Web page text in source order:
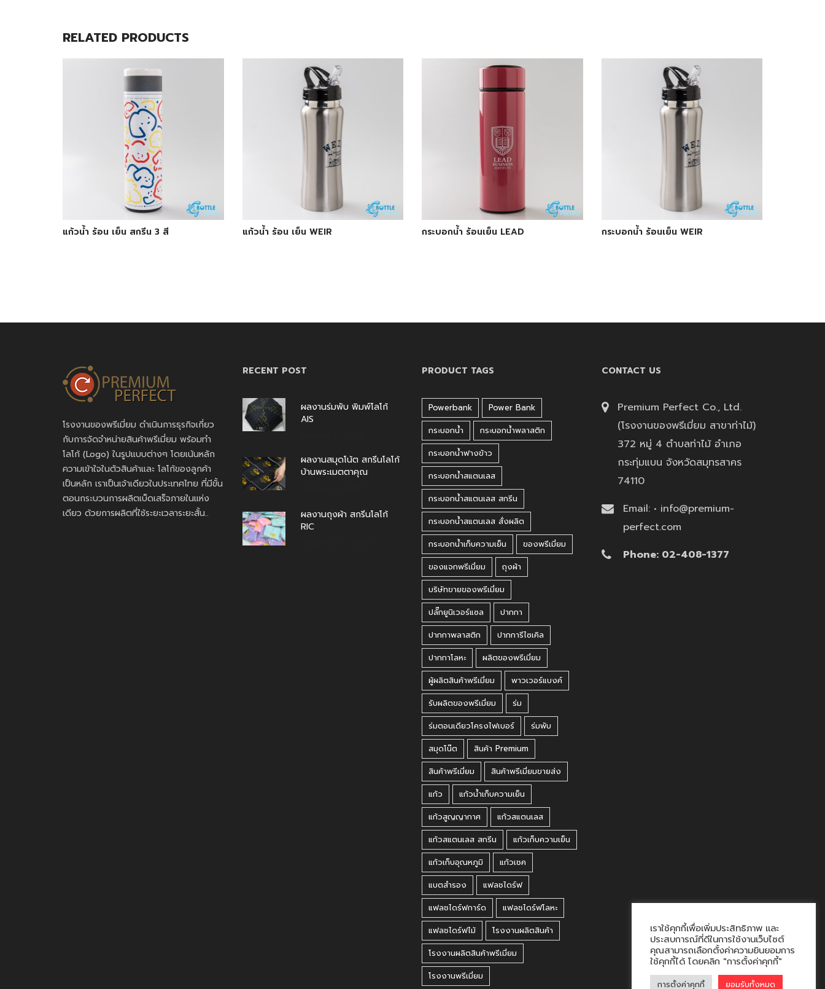
RELATED PRODUCTS
แก้วน้ำ ร้อน เย็น สกรีน 3 สี แก้วน้ำ ร้อน เย็น WEIR กระบอกน้ำ ร้อนเย็น LEAD กระบอกน้ำ ร้อนเย็น WEIR
โรงงานของพรีเมี่ยม ดำเนินการธุรกิจเกี่ยว
กับการจัดจำหน่ายสินค้าพรีเมี่ยม พร้อมทำ
โลโก้ (Logo) ในรูปแบบต่างๆ โดยเน้นหลัก
ความเข้าใจในตัวสินค้าและ โลโก้ของลูกค้า
เป็นหลัก เราเป็นเจ้าเดียวในประเทศไทย ที่มีขั้น
ตอนกระบวนการผลิตเบ็ดเสร็จภายในแห่ง
เดียว ด้วยการผลิตที่ใช้ระยะเวลาระยะสั้น..
RECENT POST
ผลงานร่มพับ พิมพ์โลโก้
AIS
ผลงานสมุดโน้ต สกรีนโลโก้
บ้านพระเมตตาคุณ
ผลงานถุงผ้า สกรีนโลโก้
RIC
PRODUCT TAGS
Powerbank
Power Bank
กระบอกน้ำ
กระบอกน้ำพลาสติก
กระบอกน้ำฟางข้าว
กระบอกน้ำสแตนเลส
กระบอกน้ำสแตนเลส สกรีน
กระบอกน้ำสแตนเลส สั่งผลิต
กระบอกน้ำเก็บความเย็น
ของพรีเมี่ยม
ของแจกพรีเมี่ยม
ถุงผ้า
บริษัทขายของพรีเมี่ยม
ปลั๊กยูนิเวอร์แซล
ปากกา
ปากกาพลาสติก
ปากการีไซเคิล
ปากกาโลหะ
ผลิตของพรีเมี่ยม
ผู้ผลิตสินค้าพรีเมี่ยม
พาวเวอร์แบงค์
รับผลิตของพรีเมี่ยม
ร่ม
ร่มตอนเดียวโครงไฟเบอร์
ร่มพับ
สมุดโน๊ต
สินค้า Premium
สินค้าพรีเมี่ยม
สินค้าพรีเมี่ยมขายส่ง
แก้ว
แก้วน้ำเก็บความเย็น
แก้วสูญญากาศ
แก้วสแตนเลส
แก้วสแตนเลส สกรีน
แก้วเก็บความเย็น
แก้วเก็บอุณหภูมิ
แก้วเชค
แบตสำรอง
แฟลชไดร์ฟ
แฟลชไดร์ฟการ์ด
แฟลชไดร์ฟโลหะ
แฟลชไดร์ฟไม้
โรงงานผลิตสินค้า
โรงงานผลิตสินค้าพรีเมี่ยม
โรงงานพรีเมี่ยม
CONTACT US
Premium Perfect Co., Ltd.
(โรงงานของพรีเมี่ยม สาขาท่าไม้)
372 หมู่ 4 ตำบลท่าไม้ อำเภอ
กระทุ่มแบน จังหวัดสมุทรสาคร
74110
Email: • info@premium-
perfect.com
Phone: 02-408-1377
เราใช้คุกกี้เพื่อเพิ่มประสิทธิภาพ และ
ประสบการณ์ที่ดีในการใช้งานเว็บไซต์
คุณสามารถเลือกตั้งค่าความยินยอมการ
ใช้คุกกี้ได้ โดยคลิก "การตั้งค่าคุกกี้"
การตั้งค่าคุกกี้ ยอมรับทั้งหมด